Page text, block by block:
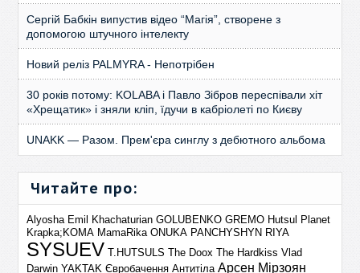
Сергій Бабкін випустив відео “Магія”, створене з
допомогою штучного інтелекту
Новий реліз PALMYRA - Непотрібен
30 років потому: KOLABA і Павло Зібров переспівали хіт
«Хрещатик» і зняли кліп, їдучи в кабріолеті по Києву
UNAKK — Разом. Прем'єра синглу з дебютного альбома
Читайте про:
Alyosha Emil Khachaturian GOLUBENKO GREMO Hutsul Planet
Krapka;KOMA MamaRika ONUKA PANCHYSHYN RIYA
SYSUEV T.HUTSULS The Doox The Hardkiss Vlad
Darwin YAKTAK Євробачення Антитіла Арсен Мірзоян